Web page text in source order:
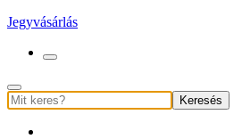
Jegyvásárlás
Keresés